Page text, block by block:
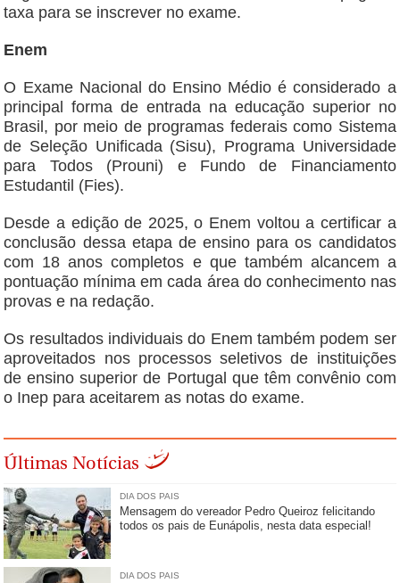
taxa para se inscrever no exame.
Enem
O Exame Nacional do Ensino Médio é considerado a
principal forma de entrada na educação superior no
Brasil, por meio de programas federais como Sistema
de Seleção Unificada (Sisu), Programa Universidade
para Todos (Prouni) e Fundo de Financiamento
Estudantil (Fies).
Desde a edição de 2025, o Enem voltou a certificar a
conclusão dessa etapa de ensino para os candidatos
com 18 anos completos e que também alcancem a
pontuação mínima em cada área do conhecimento nas
provas e na redação.
Os resultados individuais do Enem também podem ser
aproveitados nos processos seletivos de instituições
de ensino superior de Portugal que têm convênio com
o Inep para aceitarem as notas do exame.
Últimas Notícias
DIA DOS PAIS
Mensagem do vereador Pedro Queiroz felicitando
todos os pais de Eunápolis, nesta data especial!
DIA DOS PAIS